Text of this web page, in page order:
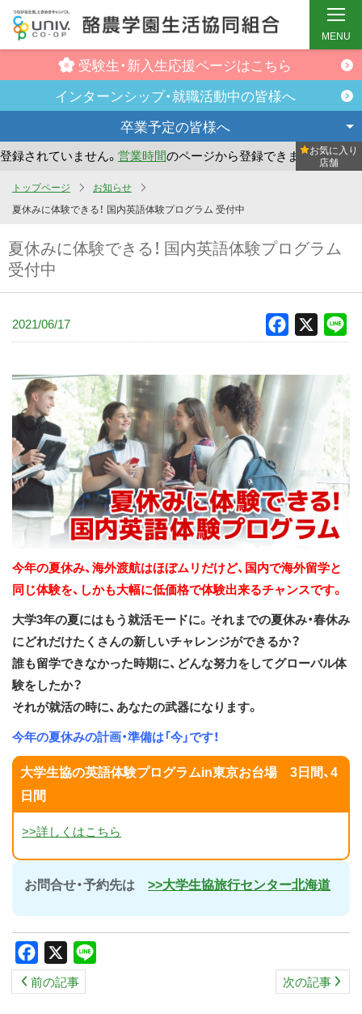
コ
ン
テ
受験生・新入生応援ページはこちら
インターンシップ・就職活動中の皆様へ
卒業予定の皆様へ
れていません。営業時間のページから登録できます。 ま
お気に入り
店舗
MENU
トップページ
お知らせ
夏休みに体験できる！ 国内英語体験プログラム 受付中
夏休みに体験できる！ 国内英語体験プログラム
受付中
2021/06/17 Facebook
今年の夏休み、海外渡航はほぼムリだけど、国内で海外留学と
同じ体験を、しかも大幅に低価格で体験出来るチャンスです。
大学3年の夏にはもう就活モードに。それまでの夏休み・春休み
にどれだけたくさんの新しいチャレンジができるか？
誰も留学できなかった時期に、どんな努力をしてグローバル体
験をしたか？
それが就活の時に、あなたの武器になります。
今年の夏休みの計画・準備は「今」です！
大学生協の英語体験プログラムin東京お台場 3日間、4
日間
>>詳しくはこちら
お問合せ・予約先は >>大学生協旅行センター北海道
Facebook
前の記事 次の記事